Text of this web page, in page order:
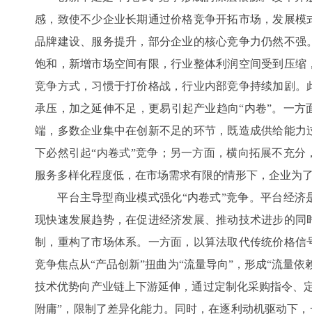
感，致使不少企业长期通过价格竞争开拓市场，发展
品牌建设、服务提升，部分企业的核心竞争力仍然不
饱和，新增市场空间有限，行业整体利润空间受到压
竞争方式，习惯于打价格战，行业内部竞争持续加剧
承压，加之延伸不足，更易引起产业趋向“内卷”。一
端，多数企业集中在创新不足的环节，既造成供给能
下必然引起“内卷式”竞争；另一方面，横向拓展不充
服务多样化程度低，在市场需求有限的情形下，企业为
平台主导型商业模式强化“内卷式”竞争。平台经济
现快速发展趋势，在促进经济发展、推动技术进步的
制，重构了市场体系。一方面，以算法取代传统价格
竞争焦点从“产品创新”扭曲为“流量导向”，形成“流量
技术优势向产业链上下游延伸，通过定制化采购指令、
附庸”，限制了差异化能力。同时，在逐利动机驱动下